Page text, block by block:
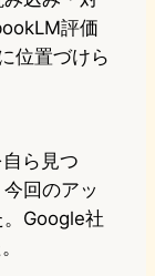
評価
位置づけら
ら見つ
回のアッ
Google社